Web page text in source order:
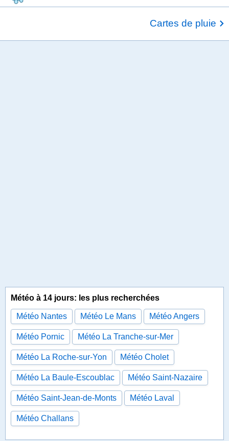
Cartes de pluie
Météo à 14 jours: les plus recherchées
Météo Nantes Météo Le Mans Météo Angers
Météo Pornic Météo La Tranche-sur-Mer
Météo La Roche-sur-Yon Météo Cholet
Météo La Baule-Escoublac Météo Saint-Nazaire
Météo Saint-Jean-de-Monts Météo Laval
Météo Challans